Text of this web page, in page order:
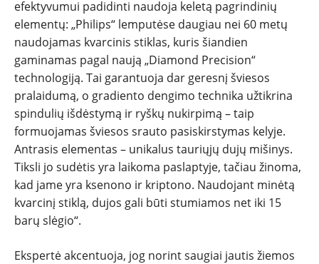
efektyvumui padidinti naudoja keletą pagrindinių
elementų: „Philips“ lemputėse daugiau nei 60 metų
naudojamas kvarcinis stiklas, kuris šiandien
gaminamas pagal naują „Diamond Precision“
technologiją. Tai garantuoja dar geresnį šviesos
pralaidumą, o gradiento dengimo technika užtikrina
spindulių išdėstymą ir ryškų nukirpimą – taip
formuojamas šviesos srauto pasiskirstymas kelyje.
Antrasis elementas – unikalus tauriųjų dujų mišinys.
Tiksli jo sudėtis yra laikoma paslaptyje, tačiau žinoma,
kad jame yra ksenono ir kriptono. Naudojant minėtą
kvarcinį stiklą, dujos gali būti stumiamos net iki 15
barų slėgio“.
Ekspertė akcentuoja, jog norint saugiai jautis žiemos